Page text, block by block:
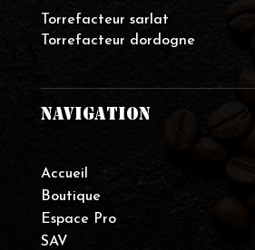
Torrefacteur sarlat
Torrefacteur dordogne
NAVIGATION
Accueil
Boutique
Espace Pro
SAV